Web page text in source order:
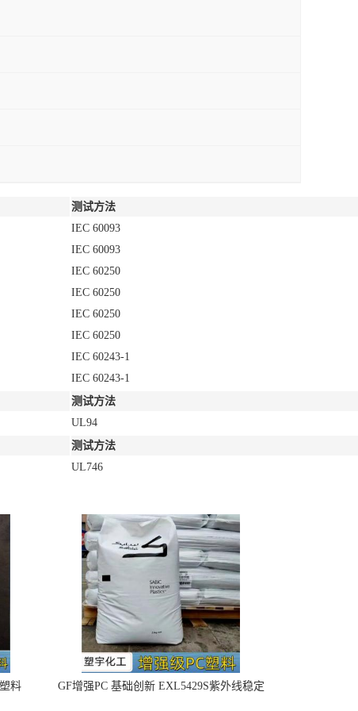
测试方法
IEC 60093
IEC 60093
IEC 60250
IEC 60250
IEC 60250
IEC 60250
IEC 60243-1
IEC 60243-1
测试方法
UL94
测试方法
UL746
料
GF增强PC 基础创新 EXL5429S紫外线稳定